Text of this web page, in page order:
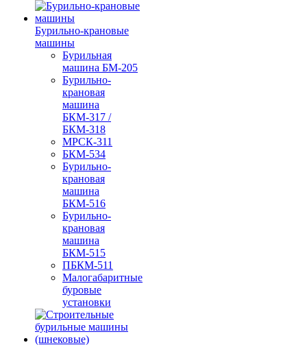
Бурильно-крановые
машины
Бурильная
машина БМ-205
Бурильно-
крановая
машина
БКМ-317 /
БКМ-318
МРСК-311
БКМ-534
Бурильно-
крановая
машина
БКМ-516
Бурильно-
крановая
машина
БКМ-515
ПБКМ-511
Малогабаритные
буровые
установки